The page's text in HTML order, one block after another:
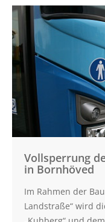
Artikel lesen:
Vollsperrung
der Straße
Eichkamp in
Schönberg
Vollsperrung
in Bornhöved
Im Rahmen der
Landstraße“ wird